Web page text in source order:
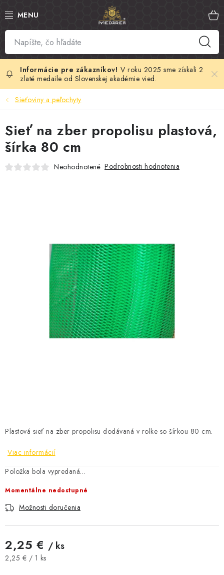
na
SLOVENSKÝ MED
MANUKA MED
VČELÍ PEĽ
MATERSKÁ KAŠIČKA
VČELÍ JED
MEDOVÉ DARČEKOVÉ SETY
VÝROBKY Z VOSKU
DOPLNKY KU VČELÍM PRODUKTOM
MEDOVÉ CUKROVINKY
LITERATÚRA - KNIHY
NOVINKY
ČOKOLÁDA
V roku 2025 sme získali 2
zlaté medaile od Slovenskej akadémie vied.
Sieťoviny a peľochyty
Plastová sieť na zber propolisu dodávaná v rolke so šírkou 80 cm.
Viac informácií
Položka bola vypredaná…
Momentálne nedostupné
Možnosti doručenia
2,25 € / ks
Jednotková cena:
2,25 € / 1 ks
Sieť na zber propolisu plastová,
šírka 80 cm
Neohodnotené Podrobnosti hodnotenia